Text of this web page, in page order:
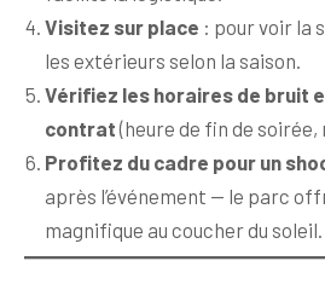
Visitez sur place : pour voir la
les extérieurs selon la saison.
Vérifiez les horaires de bruit
contrat(heure de fin de soirée,
Profitez du cadre pour un
après l’événement — le parc
magnifique au coucher du soleil.